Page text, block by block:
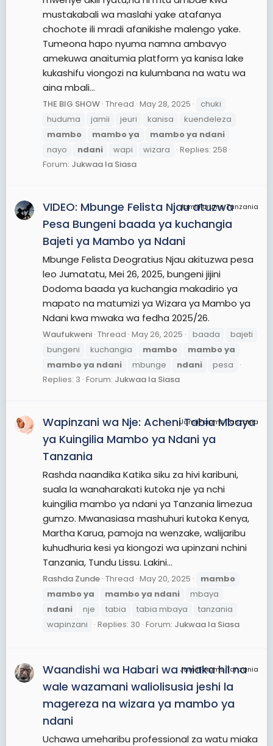
mustakabali wa maslahi yake atafanya
chochote ili mradi afanikishe malengo yake.
Tumeona hapo nyuma namna ambavyo
amekuwa anaitumia platform ya kanisa lake
kukashifu viongozi na kulumbana na watu wa
aina mbali...
THE BIG SHOW Thread May 28, 2025
chuki
huduma
jamii jeuri kanisa
kuendeleza
mambo
mamboya mamboya ndani
nayo
ndani wapi wizara
Replies: 258
Forum: Jukwaa la Siasa
JamiiForums Tanzania
VIDEO: Mbunge Felista Njau atuzwa
Pesa Bungeni baada ya kuchangia
Bajeti ya Mambo ya Ndani
Mbunge Felista Deogratius Njau akituzwa pesa
leo Jumatatu, Mei 26, 2025, bungeni jijini
Dodoma baada ya kuchangia makadirio ya
mapato na matumizi ya Wizara ya Mambo ya
Ndani kwa mwaka wa fedha 2025/26.
Waufukweni Thread May 26, 2025 baada
bajeti
bungeni
kuchangia mambo mamboya
mamboya ndani mbunge ndani
pesa
Replies: 3 Forum: Jukwaa la Siasa
JamiiForums Tanzania
Wapinzani wa Nje: Acheni Tabia Mbaya
ya Kuingilia Mambo ya Ndani ya
Tanzania
Rashda naandika Katika siku za hivi karibuni,
suala la wanaharakati kutoka nje ya nchi
kuingilia mambo ya ndani ya Tanzania limezua
gumzo. Mwanasiasa mashuhuri kutoka Kenya,
Martha Karua, pamoja na wenzake, walijaribu
kuhudhuria kesi ya kiongozi wa upinzani nchini
Tanzania, Tundu Lissu. Lakini...
Rashda Zunde Thread May 20, 2025
mambo
mamboya mamboya ndani
mbaya
ndani
nje tabia tabia mbaya
tanzania
wapinzani
Replies: 30 Forum: Jukwaa la Siasa
JamiiForums Tanzania
Waandishi wa Habari wa miaka hii na
wale wazamani waliolisusia jeshi la
magereza na wizara ya mambo ya
ndani
Uchawa umeharibu professional za watu miaka